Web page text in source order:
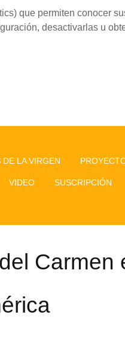
que permiten conocer
desactivarlas u
DE LA VIRGEN
VIDEO SUSCRIPCIÓN
Carmen